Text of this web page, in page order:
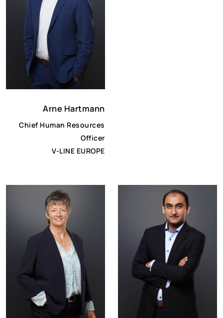
Arne Hartmann
Chief Human Resources
Officer
V-LINE EUROPE